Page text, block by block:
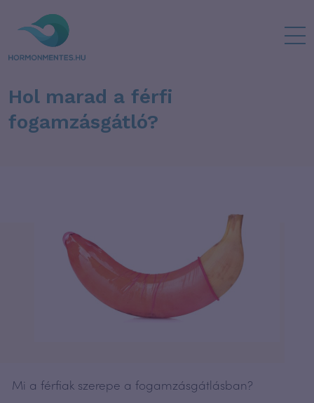
Hol marad a férfi
fogamzásgátló?
Mi a férfiak szerepe a fogamzásgátlásban?